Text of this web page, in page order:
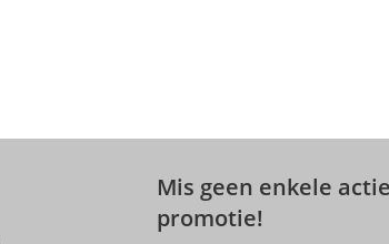
Mis geen enkele
promotie!